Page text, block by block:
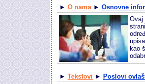
► O nama► Osnovne
Ovaj
kao
► Tekstovi ► Poslovi